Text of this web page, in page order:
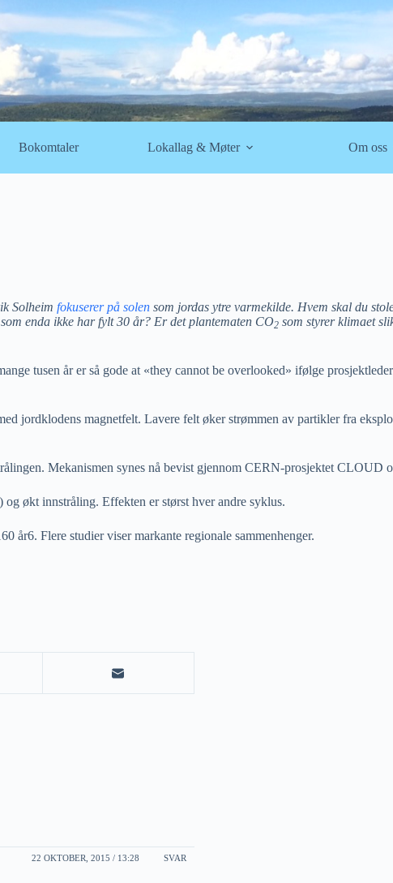
Bokomtaler Lokallag & Møter Om oss
Solheim fokuserer på solen som jordas ytre varmekilde. Hvem skal du
enda ikke har fylt 30 år? Er det plantematen CO2 som styrer klimaet
tusen år er så gode at «they cannot be overlooked» ifølge
jordklodens magnetfelt. Lavere felt øker strømmen av partikler fra
Mekanismen synes nå bevist gjennom CERN-prosjektet CLOUD
økt innstråling. Effekten er størst hver andre syklus.
år6. Flere studier viser markante regionale sammenhenger.
22 OKTOBER, 2015 / 13:28 SVAR